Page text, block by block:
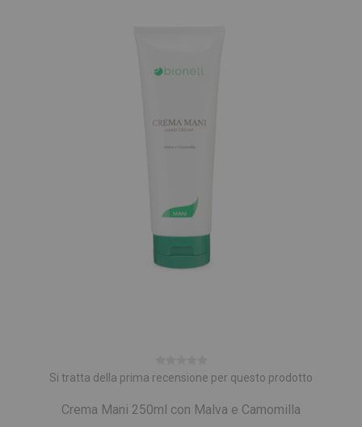
Si tratta della prima recensione per questo prodotto
Crema Mani 250ml con Malva e Camomilla